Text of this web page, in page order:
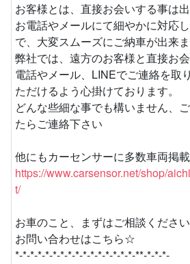
お客様とは、直接お会いする事は
お電話やメールにて細やかに対応
で、大変スムーズにご納車が出来
弊社では、遠方のお客様と直接お
電話やメール、LINEでご連絡を取
ただけるよう心掛けております。
どんな些細な事でも構いません、
たらご連絡下さい
他にもカーセンサーに多数車両掲
https://www.carsensor.net/shop/
t/
お車のこと、まずはご相談ください
お問い合わせはこちら☆
*-*-*-*-*-*-*-*-*-*-*-*-*-*-*-*-**-*-*-*-